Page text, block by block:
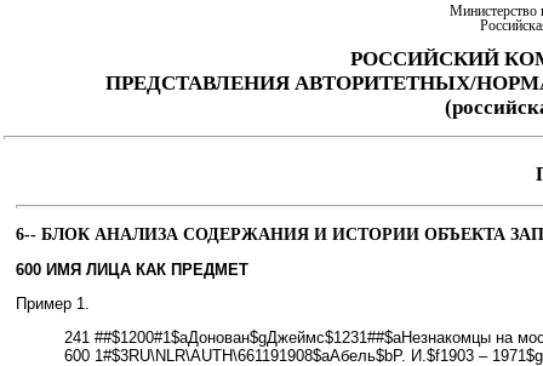
Министерство
РОССИЙСКИЙ
ПРЕДСТАВЛЕНИЯ АВТОРИТЕТНЫХ/
6-- БЛОК АНАЛИЗА СОДЕРЖАНИЯ И ИСТОРИИ ОБЪЕКТА
600 ИМЯ ЛИЦА КАК ПРЕДМЕТ
Пример 1.
241 ##$1200#1$aДонован$gДжеймс$1231##$aНезнакомцы на
600 1#$3RU\NLR\AUTH\661191908$aАбель$bР. И.$f1903 –